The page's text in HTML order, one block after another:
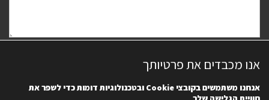
הפרטיותשל האתר. ידוע לי שאוכל לבטל את הרישום בכל עת.
אנו מכבדים את פרטיותך
אנחנו משתמשים בקובציCookie ובטכנולוגיות דומות כדי לשפר את